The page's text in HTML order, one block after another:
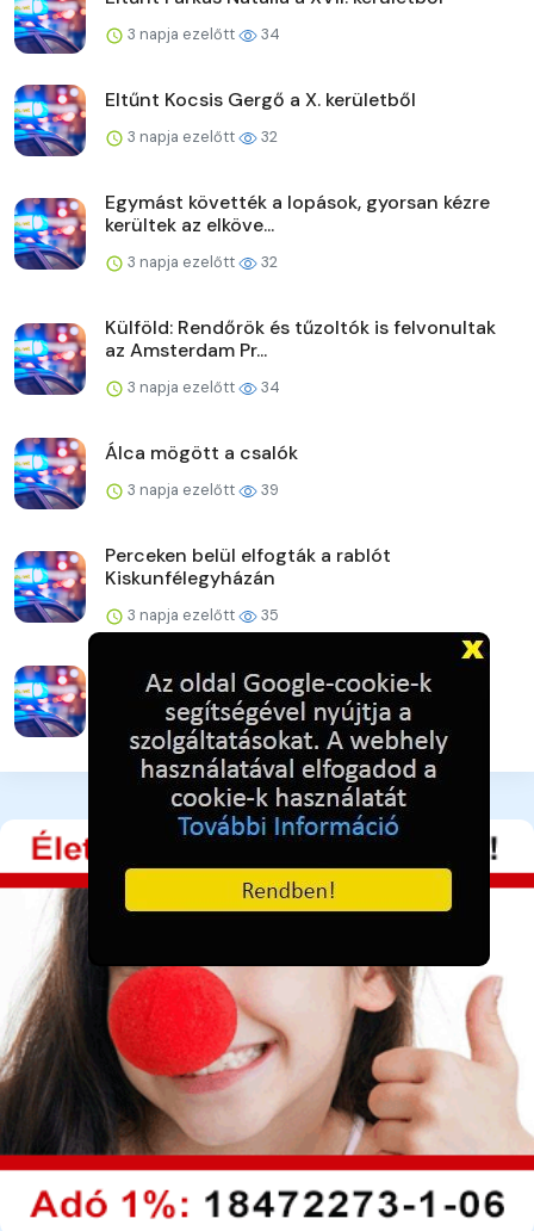
3 napja ezelőtt 34
Eltűnt Kocsis Gergő a X. kerületből
3 napja ezelőtt 32
Egymást követték a lopások, gyorsan kézre
kerültek az elköve...
3 napja ezelőtt 32
Külföld: Rendőrök és tűzoltók is felvonultak
az Amsterdam Pr...
3 napja ezelőtt 34
Álca mögött a csalók
3 napja ezelőtt 39
Perceken belül elfogták a rablót
Kiskunfélegyházán
3 napja ezelőtt 35
A lakat nem állta útját
3 napja ezelőtt 38